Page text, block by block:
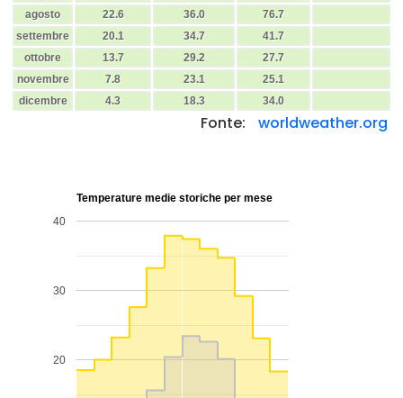
agosto
22.6 36.0
76.7
settembre
20.1 34.7
41.7
ottobre
13.7 29.2
27.7
novembre
7.8 23.1
25.1
dicembre
4.3 18.3 34.0
Fonte: worldweather.org
Temperature medie storiche per mese
20
30
40